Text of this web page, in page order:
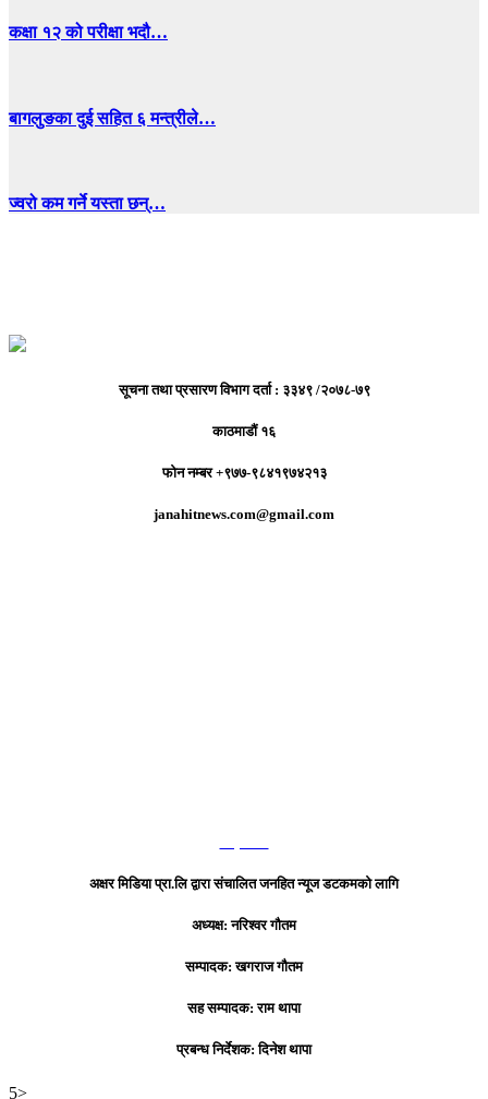
कक्षा १२ को परीक्षा भदौ…
बागलुङका दुई सहित ६ मन्त्रीले…
ज्वरो कम गर्ने यस्ता छन्…
सूचना तथा प्रसारण विभाग दर्ता : ३३४९ /२०७८-७९
काठमाडौं १६
फोन नम्बर +९७७-९८४१९७४२१३
janahitnews.com@gmail.com
अक्षर मिडिया प्रा.लि द्वारा संचालित जनहित न्यूज डटकमको लागि
अध्यक्ष: नरिश्वर गौतम
सम्पादक: खगराज गौतम
सह सम्पादक: राम थापा
प्रबन्ध निर्देशक: दिनेश थापा
5>